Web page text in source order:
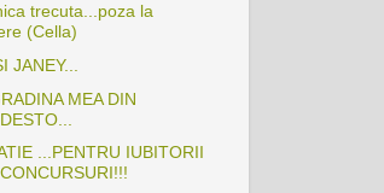
trecuta...poza la
(Cella)
JANEY...
MEA DIN
...PENTRU IUBITORII